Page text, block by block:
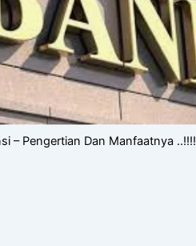
– Pengertian Dan Manfaatnya ..!!!!